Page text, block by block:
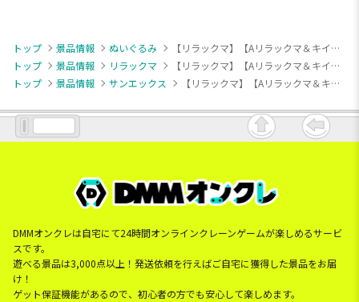
トップ 景品情報 ぬいぐるみ
【リラックマ】【Aリラックマ＆キイロイトリ】リラックマ ぶるぶるハグぬいぐるみ
トップ
景品情報 リラックマ
【リラックマ】【Aリラックマ＆キイロイトリ】リラックマ ぶるぶるハグぬいぐるみ
トップ
景品情報 サンエックス 【リラックマ】【Aリラックマ＆キイロイトリ】リラックマ ぶるぶるハグぬいぐるみ
DMMオンクレは自宅にて24時間オンラインクレーンゲームが楽しめるサービ
スです。
遊べる景品は3,000点以上！発送依頼を行えばご自宅に獲得した景品をお届
け！
ゲット保証機能があるので、初心者の方でも安心して楽しめます。